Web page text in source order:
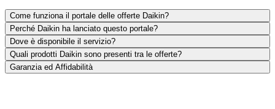
Come funziona il portale delle offerte Daikin?
Perché Daikin ha lanciato questo portale?
Dove è disponibile il servizio?​
Quali prodotti Daikin sono presenti tra le offerte?
Garanzia ed Affidabilità